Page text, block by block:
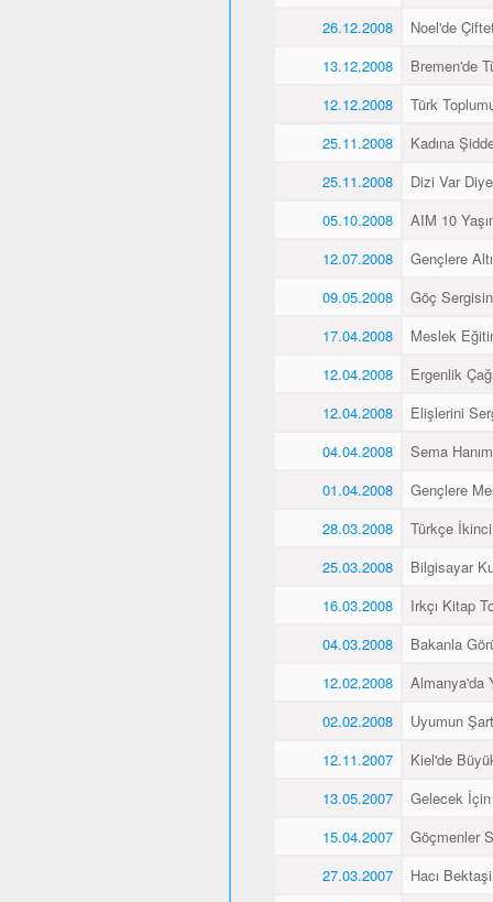
26.12.2008
Noel'de
13.12.2008
Bremen'de
12.12.2008
Türk
25.11.2008
Kadına
25.11.2008
Dizi Var
05.10.2008
AIM 10
12.07.2008
Gençlere
09.05.2008
Göç
17.04.2008
Meslek
12.04.2008
Ergenlik
12.04.2008
Elişlerini
04.04.2008
Sema
01.04.2008
Gençlere
28.03.2008
Türkçe
25.03.2008
Bilgisayar
16.03.2008
Irkçı Kitap
04.03.2008
Bakanla
12.02.2008
Almanya'da
02.02.2008
Uyumun
12.11.2007
Kiel'de
13.05.2007
Gelecek
15.04.2007
Göçmenler
27.03.2007
Hacı